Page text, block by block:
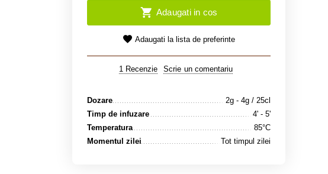
Adaugati in cos
Adaugati la lista de preferinte
1 Recenzie Scrie un comentariu
Dozare
2g - 4g / 25cl
Timp de infuzare
4' - 5'
Temperatura
85°C
Momentul zilei
Tot timpul zilei